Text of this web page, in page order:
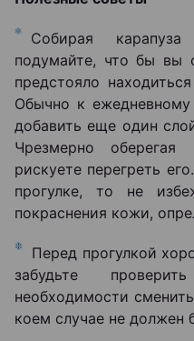
Собирая
подумайте, что бы вы
предстояло
Обычно к
добавить еще один
Чрезмерно
рискуете перегреть
прогулке, то не
покраснения кожи,
Перед прогулкой
забудьте
необходимости
коем случае не должен